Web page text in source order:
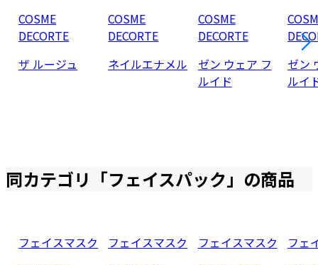
COSME
DECORTE
ザ ルージュ
COSME
DECORTE
ネイルエナメル
COSME
DECORTE
ゼン ウェア フ
ルイド
ゼン
ルイ
同カテゴリ「フェイスパック」の商品
フェイスマスク
フェイスマスク
フェイスマスク
フェ